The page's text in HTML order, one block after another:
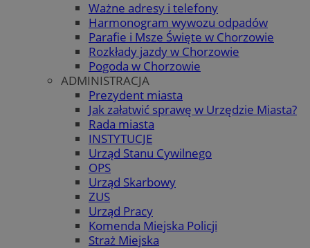
Ważne adresy i telefony
Harmonogram wywozu odpadów
Parafie i Msze Święte w Chorzowie
Rozkłady jazdy w Chorzowie
Pogoda w Chorzowie
ADMINISTRACJA
Prezydent miasta
Jak załatwić sprawę w Urzędzie Miasta?
Rada miasta
INSTYTUCJE
Urząd Stanu Cywilnego
OPS
Urząd Skarbowy
ZUS
Urząd Pracy
Komenda Miejska Policji
Straż Miejska